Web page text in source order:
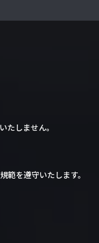
しません。
を遵守いたします。